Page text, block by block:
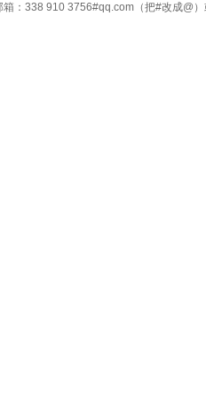
箱：338 910 3756#qq.com（把#改成@